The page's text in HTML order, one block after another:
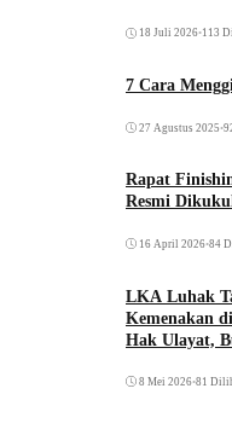
18 Juli 2026•113
7 Cara
27 Agustus 2025 •
Rapat
Resmi
16 April 2026•84
LKA Luhak
Kemenakan
Hak Ulayat,
8 Mei 2026•81